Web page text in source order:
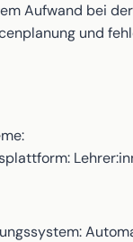
Aufwand bei
und